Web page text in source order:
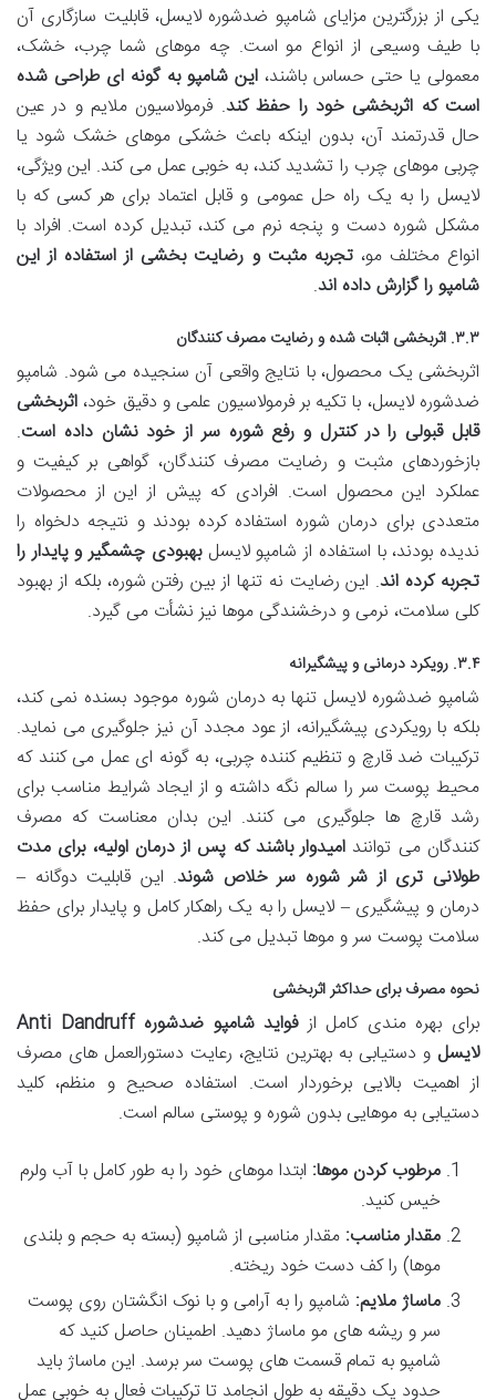
یکی از بزرگترین مزایای شامپو ضدشوره لایسل، قابلیت سازگاری آن
با طیف وسیعی از انواع مو است. چه موهای شما چرب، خشک،
معمولی یا حتی حساس باشند، این شامپو به گونه ای طراحی شده
است که اثربخشی خود را حفظ کند. فرمولاسیون ملایم و در عین
حال قدرتمند آن، بدون اینکه باعث خشکی موهای خشک شود یا
چربی موهای چرب را تشدید کند، به خوبی عمل می کند. این ویژگی،
لایسل را به یک راه حل عمومی و قابل اعتماد برای هر کسی که با
مشکل شوره دست و پنجه نرم می کند، تبدیل کرده است. افراد با
انواع مختلف مو،تجربه مثبت و رضایت بخشی از استفاده از این
شامپو را گزارش داده اند.
۳.۳. اثربخشی اثبات شده و رضایت مصرف کنندگان
اثربخشی یک محصول، با نتایج واقعی آن سنجیده می شود. شامپو
ضدشوره لایسل، با تکیه بر فرمولاسیون علمی و دقیق خود، اثربخشی
قابل قبولی را در کنترل و رفع شوره سر از خود نشان داده است.
بازخوردهای مثبت و رضایت مصرف کنندگان، گواهی بر کیفیت و
عملکرد این محصول است. افرادی که پیش از این از محصولات
متعددی برای درمان شوره استفاده کرده بودند و نتیجه دلخواه را
ندیده بودند، با استفاده از شامپو لایسلبهبودی چشمگیر و پایدار را
تجربه کرده اند. این رضایت نه تنها از بین رفتن شوره، بلکه از بهبود
کلی سلامت، نرمی و درخشندگی موها نیز نشأت می گیرد.
۳.۴. رویکرد درمانی و پیشگیرانه
شامپو ضدشوره لایسل تنها به درمان شوره موجود بسنده نمی کند،
بلکه با رویکردی پیشگیرانه، از عود مجدد آن نیز جلوگیری می نماید.
ترکیبات ضد قارچ و تنظیم کننده چربی، به گونه ای عمل می کنند که
محیط پوست سر را سالم نگه داشته و از ایجاد شرایط مناسب برای
رشد قارچ ها جلوگیری می کنند. این بدان معناست که مصرف
کنندگان می توانند امیدوار باشند که پس از درمان اولیه، برای مدت
طولانی تری از شر شوره سر خلاص شوند. این قابلیت دوگانه –
درمان و پیشگیری – لایسل را به یک راهکار کامل و پایدار برای حفظ
سلامت پوست سر و موها تبدیل می کند.
نحوه مصرف برای حداکثر اثربخشی
برای بهره مندی کامل از
فواید شامپو ضدشوره Anti Dandruff
لایسل و دستیابی به بهترین نتایج، رعایت دستورالعمل های مصرف
از اهمیت بالایی برخوردار است. استفاده صحیح و منظم، کلید
دستیابی به موهایی بدون شوره و پوستی سالم است.
مرطوب کردن موها: ابتدا موهای خود را به طور کامل با آب ولرم
خیس کنید.
مقدار مناسب: مقدار مناسبی از شامپو (بسته به حجم و بلندی
موها) را کف دست خود ریخته.
ماساژ ملایم: شامپو را به آرامی و با نوک انگشتان روی پوست
سر و ریشه های مو ماساژ دهید. اطمینان حاصل کنید که
شامپو به تمام قسمت های پوست سر برسد. این ماساژ باید
حدود یک دقیقه به طول انجامد تا ترکیبات فعال به خوبی عمل